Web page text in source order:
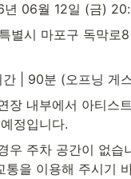
06월 12일 (금)
별시 마포구 독막로
간 | 90분 (오프닝 게
장 내부에서 아티스
정입니다.
우 주차 공간이 없습
통을 이용해 주시기